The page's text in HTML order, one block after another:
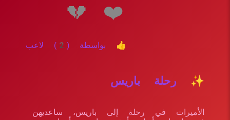
❤️
💔
👍 بواسطة (2) لاعب
✨ رحلة باريس
الأميرات في رحلة إلى باريس، ساعديهن